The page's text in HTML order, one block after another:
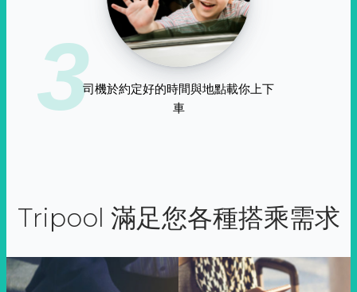
3司機於約定好的時間與地點載你上下
車
Tripool 滿足您各種搭乘需求